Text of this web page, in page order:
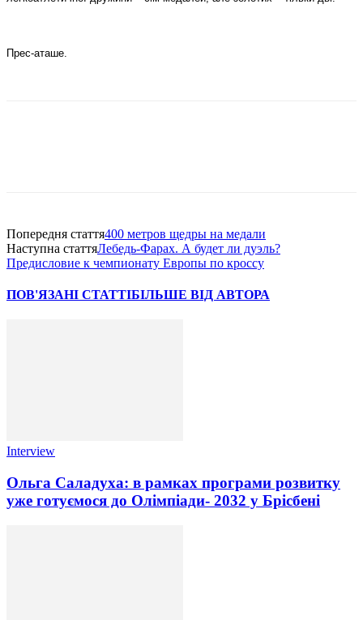
Прес-аташе.
Попередня стаття400 метров щедры на медали
Наступна статтяЛебедь-Фарах. А будет ли дуэль?
Предисловие к чемпионату Европы по кроссу
ПОВ'ЯЗАНІ СТАТТІБІЛЬШЕ ВІД АВТОРА
Interview
Ольга Саладуха: в рамках програми розвитку
уже готуємося до Олімпіади- 2032 у Брісбені